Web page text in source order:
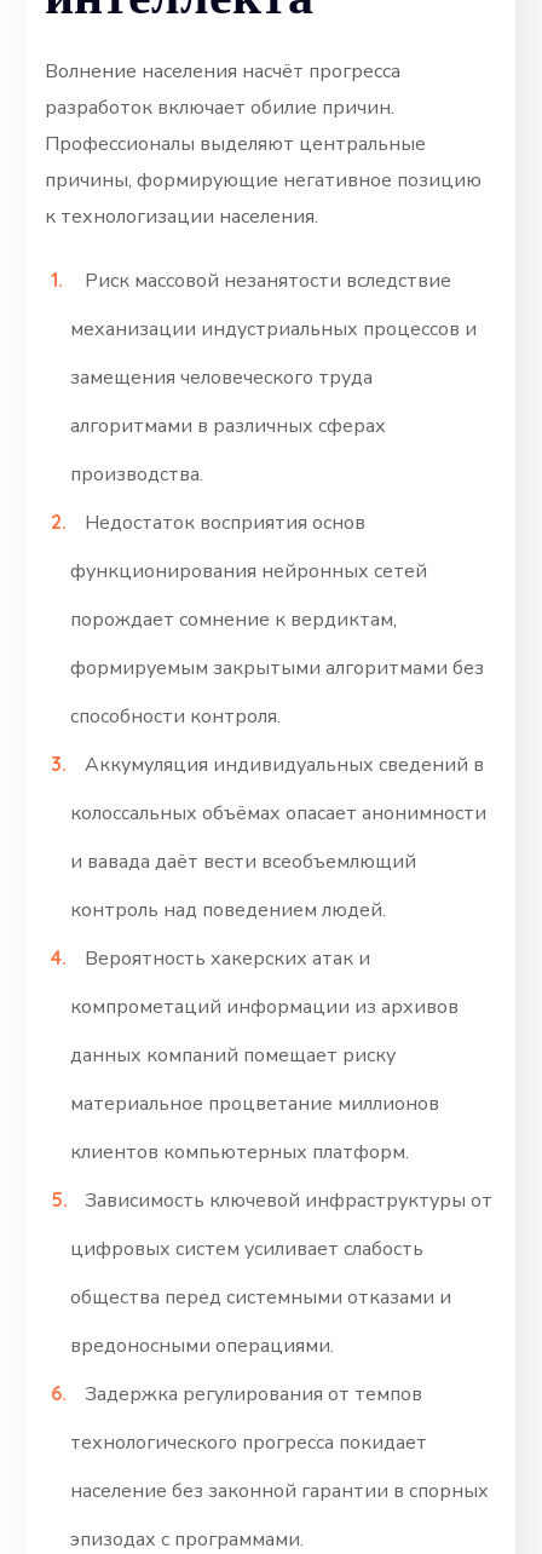
Волнение населения насчёт прогресса
разработок включает обилие причин.
Профессионалы выделяют центральные
причины, формирующие негативное позицию
к технологизации населения.
Риск массовой незанятости вследствие
механизации индустриальных процессов и
замещения человеческого труда
алгоритмами в различных сферах
производства.
Недостаток восприятия основ
функционирования нейронных сетей
порождает сомнение к вердиктам,
формируемым закрытыми алгоритмами без
способности контроля.
Аккумуляция индивидуальных сведений в
колоссальных объёмах опасает анонимности
и вавада даёт вести всеобъемлющий
контроль над поведением людей.
Вероятность хакерских атак и
компрометаций информации из архивов
данных компаний помещает риску
материальное процветание миллионов
клиентов компьютерных платформ.
Зависимость ключевой инфраструктуры от
цифровых систем усиливает слабость
общества перед системными отказами и
вредоносными операциями.
Задержка регулирования от темпов
технологического прогресса покидает
население без законной гарантии в спорных
эпизодах с программами.